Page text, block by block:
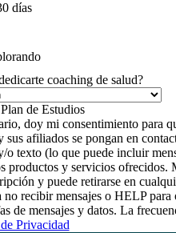
días
coaching de salud?
doy mi consentimiento para
afiliados se pongan en
o texto (lo que puede incluir
productos y servicios ofrecidos.
y puede retirarse en
no recibir mensajes o HELP
de mensajes y datos. La
Privacidad